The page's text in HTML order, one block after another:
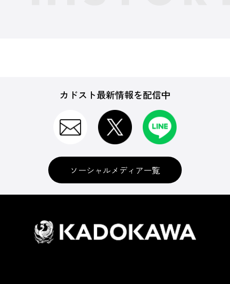
カドスト最新情報を配信中
ソーシャルメディア一覧